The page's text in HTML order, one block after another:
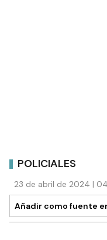
POLICIALES
23 de abril de 2024 |
Añadir como fuente